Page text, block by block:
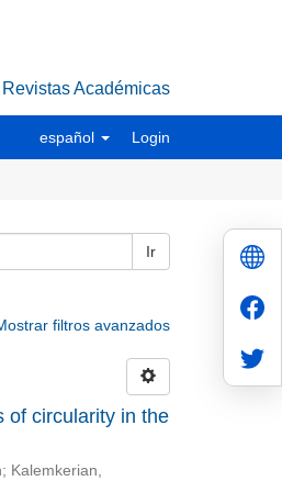
Académicas
español Login
Ir
filtros avanzados
of circularity in the
; Kalemkerian,